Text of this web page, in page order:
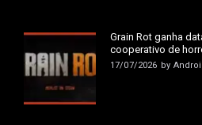
Grain Rot ganha
cooperativo de
17/07/2026 by